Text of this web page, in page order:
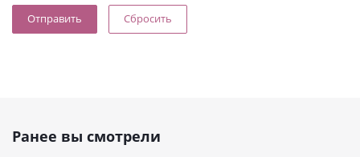
Сбросить
Ранее вы смотрели